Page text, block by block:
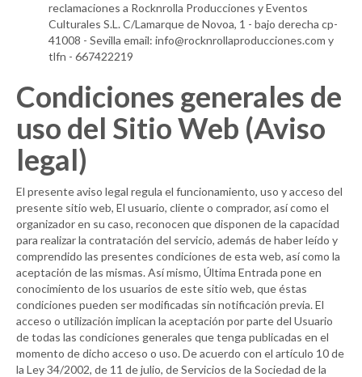
reclamaciones a Rocknrolla Producciones y Eventos
Culturales S.L. C/Lamarque de Novoa, 1 - bajo derecha cp-
41008 - Sevilla email: info@rocknrollaproducciones.com y
tlfn - 667422219
Condiciones generales de
uso del Sitio Web (Aviso
legal)
El presente aviso legal regula el funcionamiento, uso y acceso del
presente sitio web, El usuario, cliente o comprador, así como el
organizador en su caso, reconocen que disponen de la capacidad
para realizar la contratación del servicio, además de haber leído y
comprendido las presentes condiciones de esta web, así como la
aceptación de las mismas. Así mismo, Última Entrada pone en
conocimiento de los usuarios de este sitio web, que éstas
condiciones pueden ser modificadas sin notificación previa. El
acceso o utilización implican la aceptación por parte del Usuario
de todas las condiciones generales que tenga publicadas en el
momento de dicho acceso o uso. De acuerdo con el artículo 10 de
la Ley 34/2002, de 11 de julio, de Servicios de la Sociedad de la